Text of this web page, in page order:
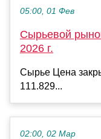
05:00, 01 Фев
Сырьевой
2026 г.
Сырье Цена
111.829...
02:00, 02 Мар